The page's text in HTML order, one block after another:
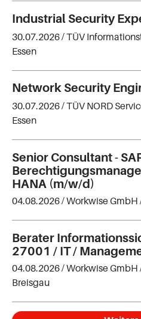
Industrial Security
30.07.2026 /TÜV
Essen
Network Security
30.07.2026 /TÜV NORD
Essen
Senior Consultant -
HANA (m/w/d)
04.08.2026 /Workwise GmbH
Berater
27001 / IT /
04.08.2026 /Workwise GmbH
Breisgau